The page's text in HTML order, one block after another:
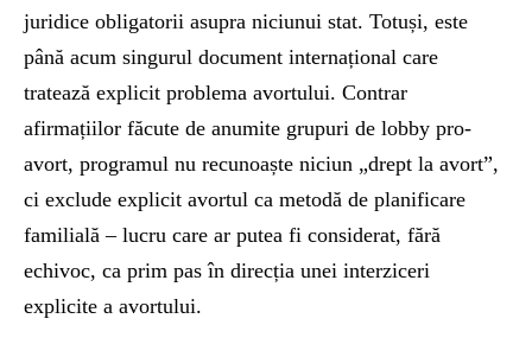
juridice obligatorii asupra niciunui stat. Totuși, este
până acum singurul document internațional care
tratează explicit problema avortului. Contrar
afirmațiilor făcute de anumite grupuri de lobby pro-
avort, programul nu recunoaște niciun „drept la avort”,
ci exclude explicit avortul ca metodă de planificare
familială – lucru care ar putea fi considerat, fără
echivoc, ca prim pas în direcția unei interziceri
explicite a avortului.